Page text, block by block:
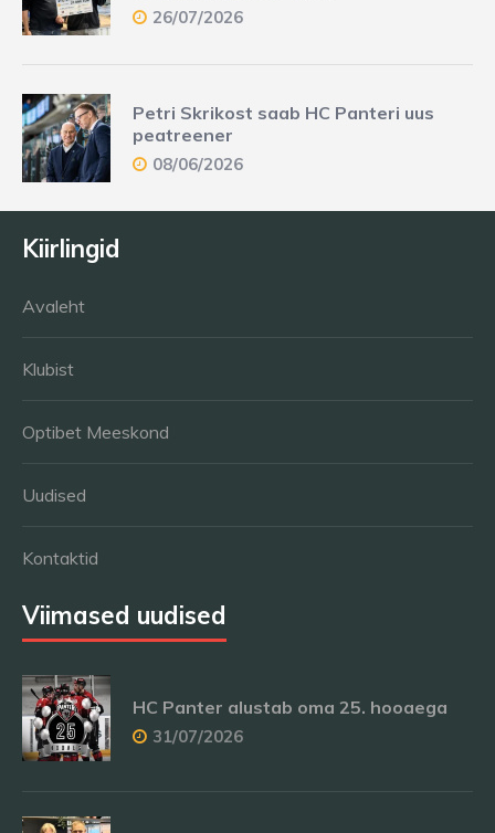
26/07/2026
Petri Skrikost saab HC Panteri uus
peatreener
08/06/2026
Kiirlingid
Avaleht
Klubist
Optibet Meeskond
Uudised
Kontaktid
Viimased uudised
HC Panter alustab oma 25. hooaega
31/07/2026